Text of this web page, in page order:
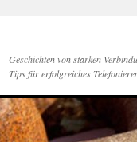
Geschichten von starken
Tips für erfolgreiches